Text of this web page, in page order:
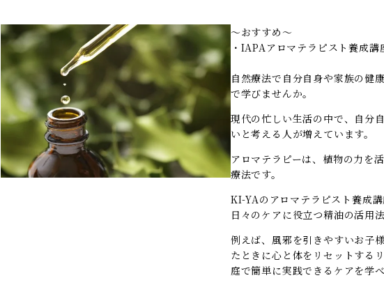
～おすすめ～
・IAPAアロマテラピスト養成講
自然療法で自分自身や家族の健
で学びませんか。
現代の忙しい生活の中で、自分
いと考える人が増えています。
アロマテラピーは、植物の力を
療法です。
KI-YAのアロマテラピスト養成
日々のケアに役立つ精油の活用
例えば、風邪を引きやすいお子
たときに心と体をリセットする
庭で簡単に実践できるケアを学べ